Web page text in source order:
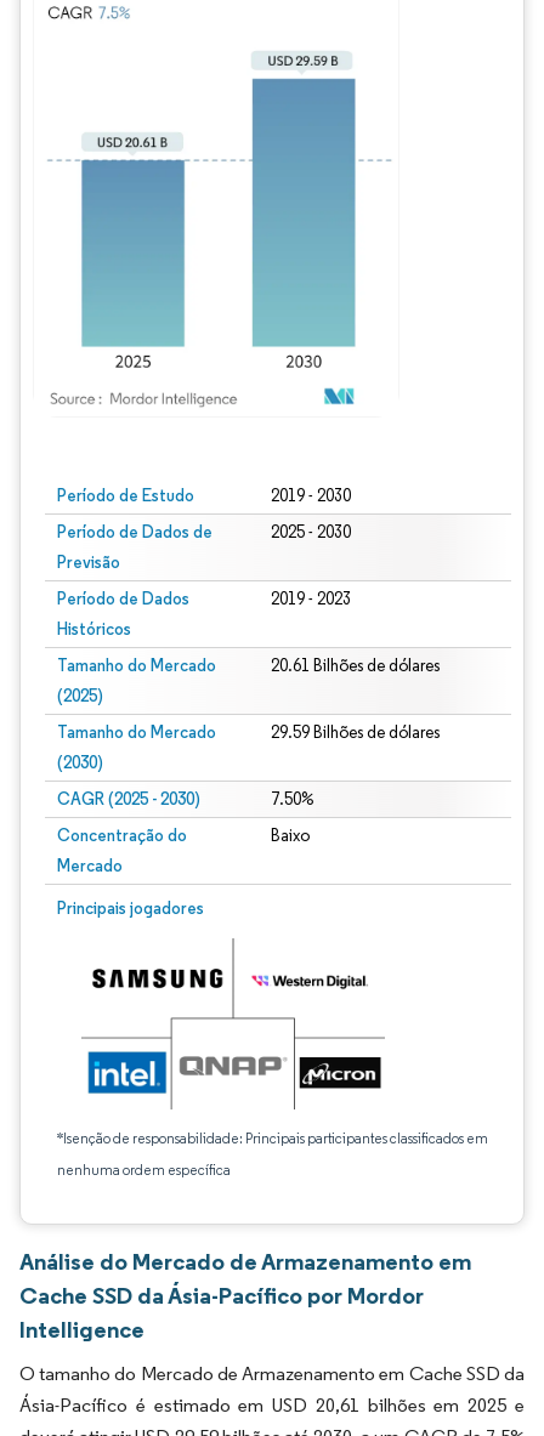
Período de Estudo 2019 - 2030
Período de Dados de
Previsão
2025 - 2030
Período de Dados
Históricos
2019 - 2023
Tamanho do Mercado
(2025)
20.61 Bilhões de dólares
Tamanho do Mercado
(2030)
29.59 Bilhões de dólares
CAGR (2025 - 2030) 7.50%
Concentração do
Mercado
Baixo
Principais jogadores
*Isenção de responsabilidade: Principais participantes classificados em
nenhuma ordem específica
Análise do Mercado de Armazenamento em
Cache SSD da Ásia-Pacífico por Mordor
Intelligence
O tamanho do Mercado de Armazenamento em Cache SSD da
Ásia-Pacífico é estimado em USD 20,61 bilhões em 2025 e